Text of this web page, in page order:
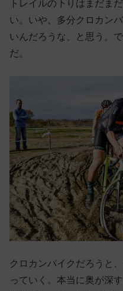
トレイルの下りはまだま
い。いや、多分クロカン
いんだろうな、と思う。
だ。
クロカンバイクだろうと
っていく。本当に奥が深